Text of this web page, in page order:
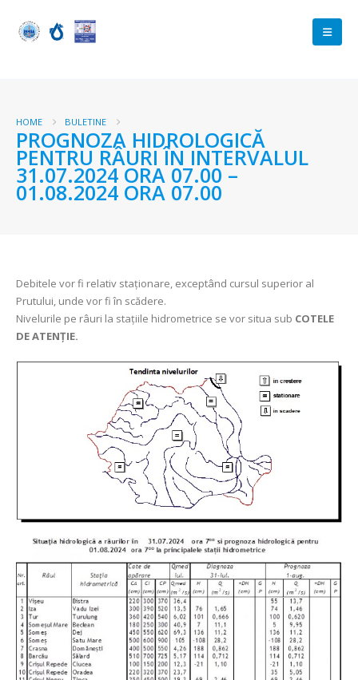
HOME BULETINE
PROGNOZA HIDROLOGICĂ
PENTRU RÂURI ÎN INTERVALUL
31.07.2024 ORA 07.00 –
01.08.2024 ORA 07.00
Debitele vor fi relativ staționare, exceptând cursul superior al
Prutului, unde vor fi în scădere.
Nivelurile pe râuri la stațiile hidrometrice se vor situa sub COTELE
DE ATENȚIE.